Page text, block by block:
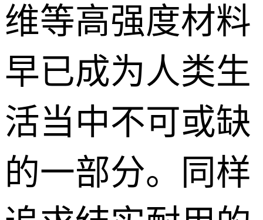
维等高强度材料
早已成为人类生
活当中不可或缺
的一部分。同样